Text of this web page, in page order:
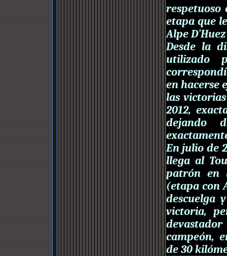
etapa que
Alpe D'Huez
Desde la
utilizado
en hacerse
las
2012,
dejando
En julio de
llega al
patrón en
(etapa con
descuelga
victoria,
campeón,
de 30